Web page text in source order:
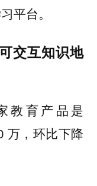
平台。
交互知识地
教育产品是
万，环比下降